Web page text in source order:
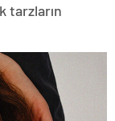
tarzların